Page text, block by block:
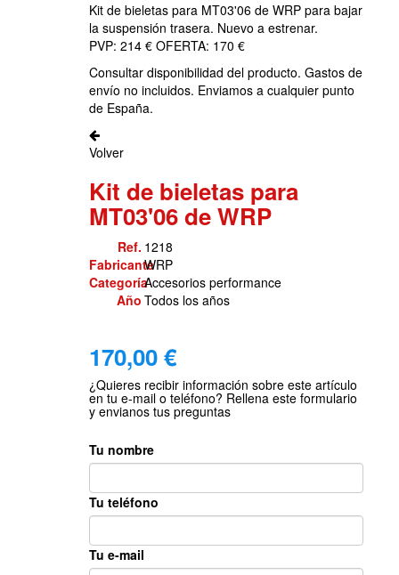
Kit de bieletas para MT03'06 de WRP para bajar
la suspensión trasera. Nuevo a estrenar.
PVP: 214 € OFERTA: 170 €
Consultar disponibilidad del producto. Gastos de
envío no incluidos. Enviamos a cualquier punto
de España.
Volver
Kit de bieletas para
MT03'06 de WRP
Ref. 1218
FabricanteWRP
CategoríaAccesorios performance
Año Todos los años
170,00€
¿Quieres recibir información sobre este artículo
en tu e-mail o teléfono? Rellena este formulario
y envianos tus preguntas
Tu nombre
Tu teléfono
Tu e-mail